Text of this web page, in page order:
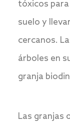
tóxicos
suelo y
cercanos.
árboles en
granja
Las granjas